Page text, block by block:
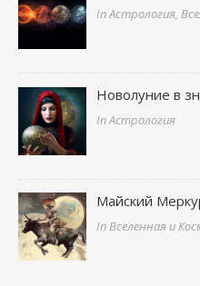
In Астрология,
Новолуние в
In Астрология
Майский
In Вселенная и